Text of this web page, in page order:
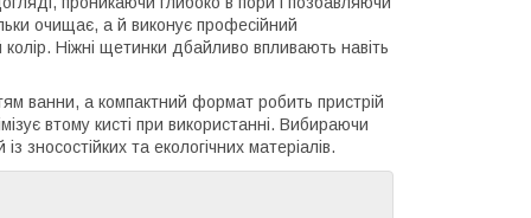
очищає, а й виконує професійний
Ніжні щетинки дбайливо впливають навіть
ванни, а компактний формат робить пристрій
втому кисті при використанні. Вибираючи
зносостійких та екологічних матеріалів.